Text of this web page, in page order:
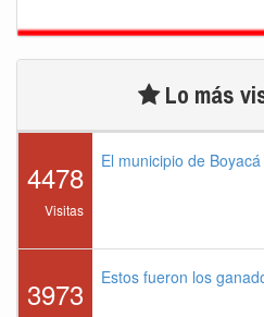
Lo más
4478
Visitas
El municipio de
3973 Estos fueron los